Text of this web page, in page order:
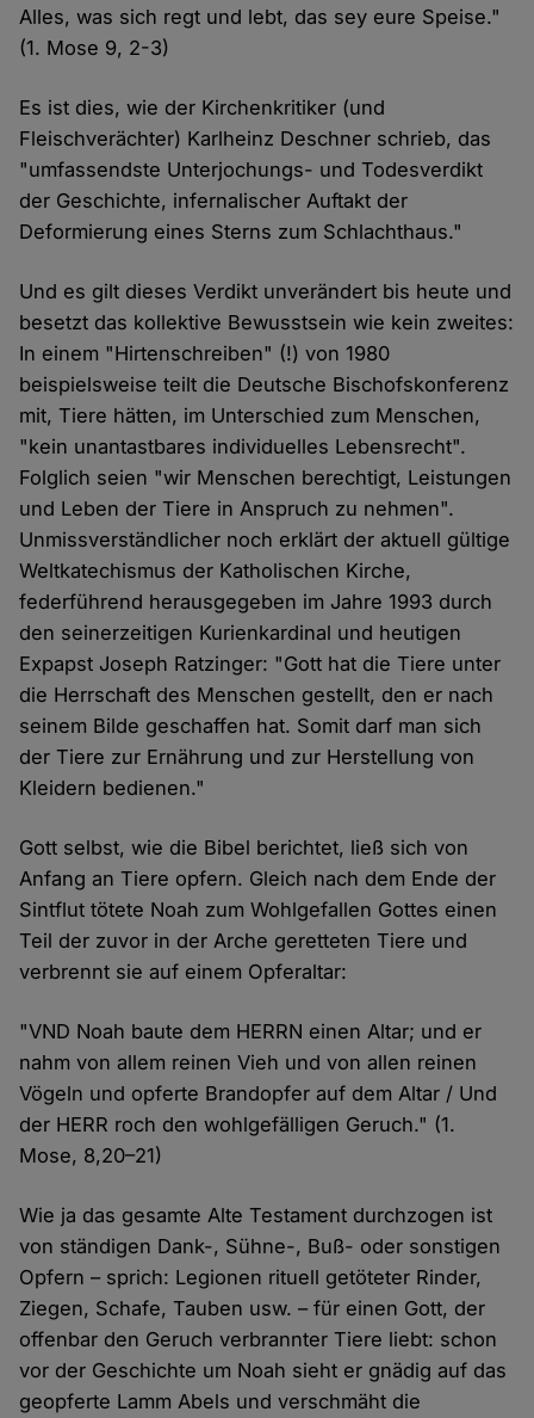
Alles, was sich regt und lebt, das sey eure Speise."
(1. Mose 9, 2-3)
Es ist dies, wie der Kirchenkritiker (und
Fleischverächter) Karlheinz Deschner schrieb, das
"umfassendste Unterjochungs- und Todesverdikt
der Geschichte, infernalischer Auftakt der
Deformierung eines Sterns zum Schlachthaus."
Und es gilt dieses Verdikt unverändert bis heute und
besetzt das kollektive Bewusstsein wie kein zweites:
In einem "Hirtenschreiben" (!) von 1980
beispielsweise teilt die Deutsche Bischofskonferenz
mit, Tiere hätten, im Unterschied zum Menschen,
"kein unantastbares individuelles Lebensrecht".
Folglich seien "wir Menschen berechtigt, Leistungen
und Leben der Tiere in Anspruch zu nehmen".
Unmissverständlicher noch erklärt der aktuell gültige
Weltkatechismus der Katholischen Kirche,
federführend herausgegeben im Jahre 1993 durch
den seinerzeitigen Kurienkardinal und heutigen
Expapst Joseph Ratzinger: "Gott hat die Tiere unter
die Herrschaft des Menschen gestellt, den er nach
seinem Bilde geschaffen hat. Somit darf man sich
der Tiere zur Ernährung und zur Herstellung von
Kleidern bedienen."
Gott selbst, wie die Bibel berichtet, ließ sich von
Anfang an Tiere opfern. Gleich nach dem Ende der
Sintflut tötete Noah zum Wohlgefallen Gottes einen
Teil der zuvor in der Arche geretteten Tiere und
verbrennt sie auf einem Opferaltar:
"VND Noah baute dem HERRN einen Altar; und er
nahm von allem reinen Vieh und von allen reinen
Vögeln und opferte Brandopfer auf dem Altar / Und
der HERR roch den wohlgefälligen Geruch." (1.
Mose, 8,20–21)
Wie ja das gesamte Alte Testament durchzogen ist
von ständigen Dank-, Sühne-, Buß- oder sonstigen
Opfern – sprich: Legionen rituell getöteter Rinder,
Ziegen, Schafe, Tauben usw. – für einen Gott, der
offenbar den Geruch verbrannter Tiere liebt: schon
vor der Geschichte um Noah sieht er gnädig auf das
geopferte Lamm Abels und verschmäht die